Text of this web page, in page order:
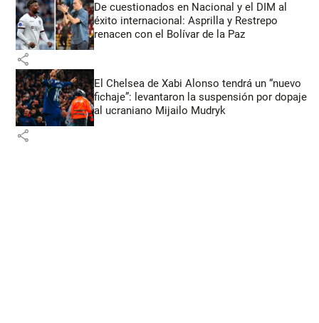
De cuestionados en Nacional y el DIM al
éxito internacional: Asprilla y Restrepo
renacen con el Bolívar de la Paz
share
El Chelsea de Xabi Alonso tendrá un “nuevo
fichaje”: levantaron la suspensión por dopaje
al ucraniano Mijailo Mudryk
share